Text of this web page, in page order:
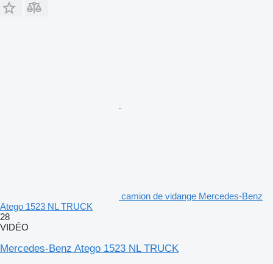
camion de vidange Mercedes-Benz
Atego 1523 NL TRUCK
28
VIDÉO
Mercedes-Benz Atego 1523 NL TRUCK